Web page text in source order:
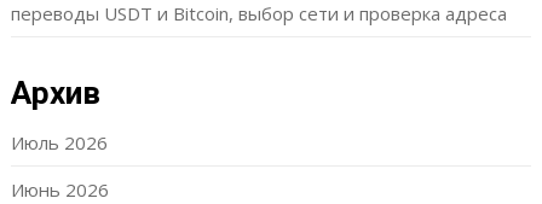
переводы USDT и Bitcoin, выбор сети и проверка адреса
Архив
Июль 2026
Июнь 2026